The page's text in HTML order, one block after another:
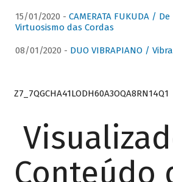
15/01/2020 - CAMERATA FUKUDA /
Virtuosismo das Cordas
08/01/2020 - DUO VIBRAPIANO /
Z7_7QGCHA41LODH60A3OQA8RN14Q1
Conteúdo